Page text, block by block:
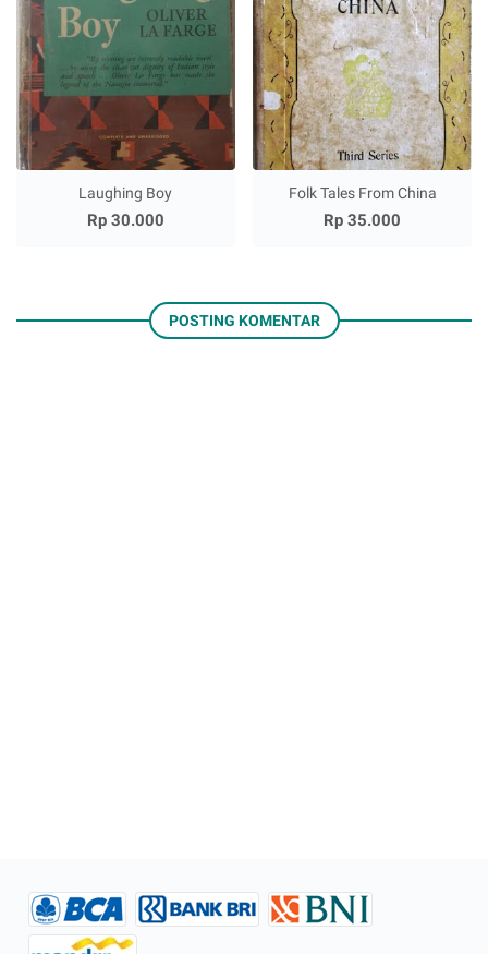
Laughing Boy
Rp 30.000
Folk Tales From China
Rp 35.000
POSTING KOMENTAR